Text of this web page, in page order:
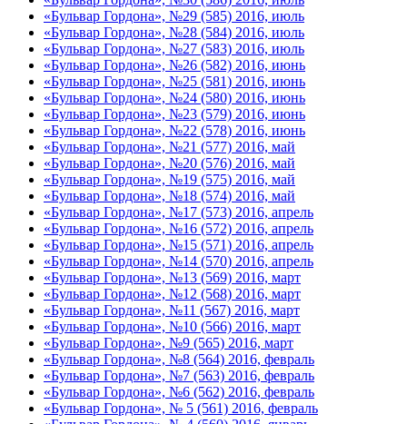
«Бульвар Гордона», №29 (585) 2016, июль
«Бульвар Гордона», №28 (584) 2016, июль
«Бульвар Гордона», №27 (583) 2016, июль
«Бульвар Гордона», №26 (582) 2016, июнь
«Бульвар Гордона», №25 (581) 2016, июнь
«Бульвар Гордона», №24 (580) 2016, июнь
«Бульвар Гордона», №23 (579) 2016, июнь
«Бульвар Гордона», №22 (578) 2016, июнь
«Бульвар Гордона», №21 (577) 2016, май
«Бульвар Гордона», №20 (576) 2016, май
«Бульвар Гордона», №19 (575) 2016, май
«Бульвар Гордона», №18 (574) 2016, май
«Бульвар Гордона», №17 (573) 2016, апрель
«Бульвар Гордона», №16 (572) 2016, апрель
«Бульвар Гордона», №15 (571) 2016, апрель
«Бульвар Гордона», №14 (570) 2016, апрель
«Бульвар Гордона», №13 (569) 2016, март
«Бульвар Гордона», №12 (568) 2016, март
«Бульвар Гордона», №11 (567) 2016, март
«Бульвар Гордона», №10 (566) 2016, март
«Бульвар Гордона», №9 (565) 2016, март
«Бульвар Гордона», №8 (564) 2016, февраль
«Бульвар Гордона», №7 (563) 2016, февраль
«Бульвар Гордона», №6 (562) 2016, февраль
«Бульвар Гордона», № 5 (561) 2016, февраль